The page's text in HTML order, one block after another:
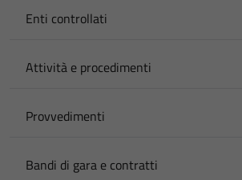
Enti controllati
Attività e procedimenti
Provvedimenti
Bandi di gara e contratti